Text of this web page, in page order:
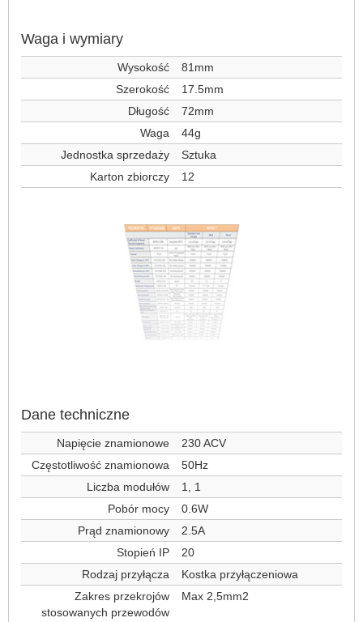
Waga i wymiary
Wysokość
81mm
Szerokość
17.5mm
Długość
72mm
Waga
44g
Jednostka sprzedaży
Sztuka
Karton zbiorczy
12
Dane techniczne
Napięcie znamionowe
230 ACV
Częstotliwość znamionowa
50Hz
Liczba modułów
1, 1
Pobór mocy
0.6W
Prąd znamionowy
2.5A
Stopień IP
20
Rodzaj przyłącza
Kostka przyłączeniowa
Zakres przekrojów
stosowanych przewodów
Max 2,5mm2